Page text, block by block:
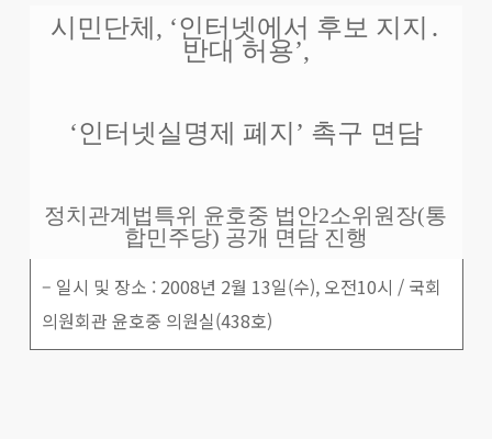
시민단체, ‘인터넷에서 후보 지지․
반대 허용’,
‘인터넷실명제 폐지’ 촉구 면담
정치관계법특위 윤호중 법안2소위원장(통
합민주당) 공개 면담 진행
– 일시 및 장소 : 2008년 2월 13일(수), 오전10시 / 국회
의원회관 윤호중 의원실(438호)